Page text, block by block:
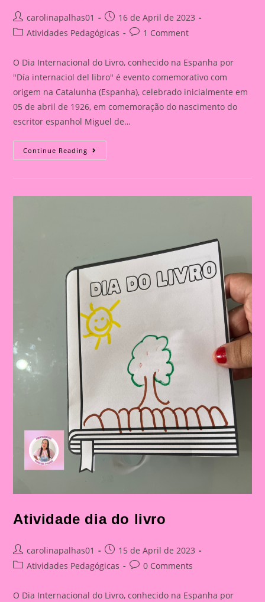
Post
author:
carolinapalhas01
Post
published:
16 de April de 2023
PostAtividades Pedagógicas
Post1 Comment
O Dia Internacional do Livro, conhecido na Espanha por
"Día internaciol del libro" é evento comemorativo com
origem na Catalunha (Espanha), celebrado inicialmente em
05 de abril de 1926, em comemoração do nascimento do
escritor espanhol Miguel de…
Continue Reading História
Em
Sobre
Picapau
Atividade dia do livro
Post
author:
carolinapalhas01
Post
published:
15 de April de 2023
PostAtividades Pedagógicas
Post0 Comments
O Dia Internacional do Livro, conhecido na Espanha por